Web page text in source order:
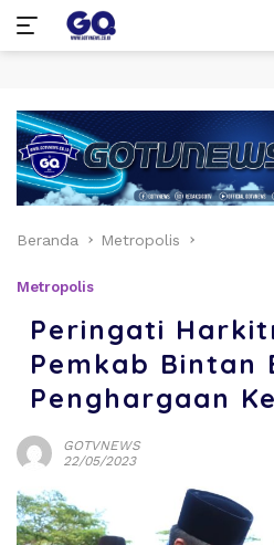
konten
Beranda Metropolis
Metropolis
Peringati
Pemkab Bintan
Penghargaan
GOTVNEWS
22/05/2023